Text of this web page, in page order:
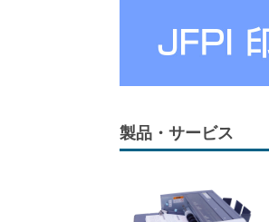
製品・サービス